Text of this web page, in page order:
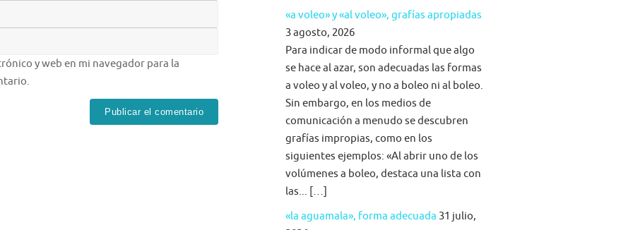
y web en mi navegador para la
«a voleo» y «al voleo», grafías apropiadas
3 agosto, 2026
Para indicar de modo informal que algo
se hace al azar, son adecuadas las formas
a voleo y al voleo, y no a boleo ni al boleo.
Sin embargo, en los medios de
comunicación a menudo se descubren
grafías impropias, como en los
siguientes ejemplos: «Al abrir uno de los
volúmenes a boleo, destaca una lista con
las... […]
«la aguamala», forma adecuada 31 julio,